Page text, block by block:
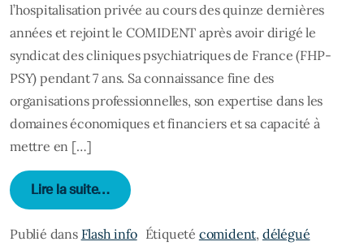
l’hospitalisation privée au cours des quinze dernières
années et rejoint le COMIDENT après avoir dirigé le
syndicat des cliniques psychiatriques de France (FHP-
PSY) pendant 7 ans. Sa connaissance fine des
organisations professionnelles, son expertise dans les
domaines économiques et financiers et sa capacité à
mettre en […]
Lire la suite…from David CASTILLO, nouveau Délégué
Publié dans Flash info Étiqueté comident, délégué